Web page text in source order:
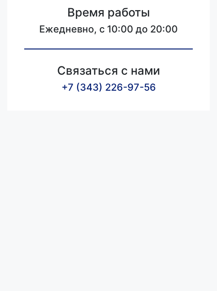
Время работы
Ежедневно, с 10:00 до 20:00
Связаться с нами
+7 (343) 226-97-56